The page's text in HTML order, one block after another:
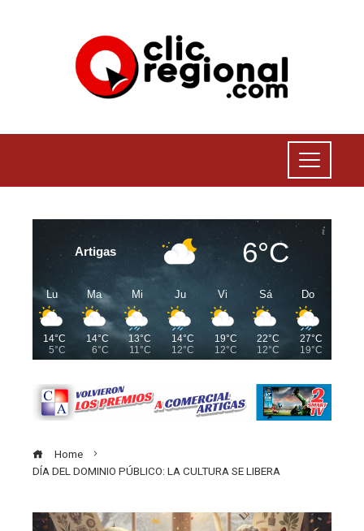
Artigas 6°C
Lu
14°C
5°C
Ma
14°C
6°C
Mi
13°C
11°C
Ju
14°C
12°C
Vi
19°C
12°C
Sá
22°C
12°C
Do
27°C
19°C
Home
DÍA DEL DOMINIO PÚBLICO: LA CULTURA SE LIBERA